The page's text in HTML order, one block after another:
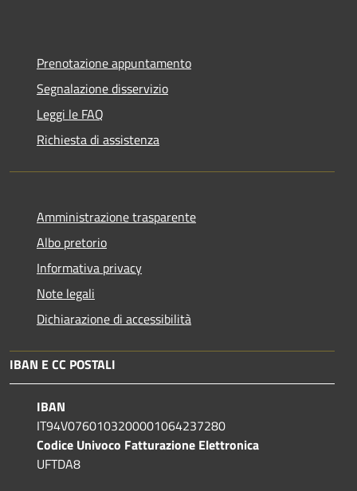
Prenotazione appuntamento
Segnalazione disservizio
Leggi le FAQ
Richiesta di assistenza
Amministrazione trasparente
Albo pretorio
Informativa privacy
Note legali
Dichiarazione di accessibilità
IBAN E CC POSTALI
IBAN
IT94V0760103200001064237280
Codice Univoco Fatturazione Elettronica
UFTDA8